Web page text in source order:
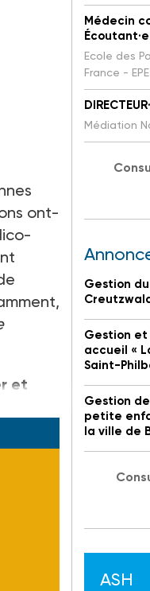
ont-
et
Médecin
Ecole des
France -
Médiation
Gestion
Gestion
accueil «
Saint-
Gestion
petite
la ville de
ASH